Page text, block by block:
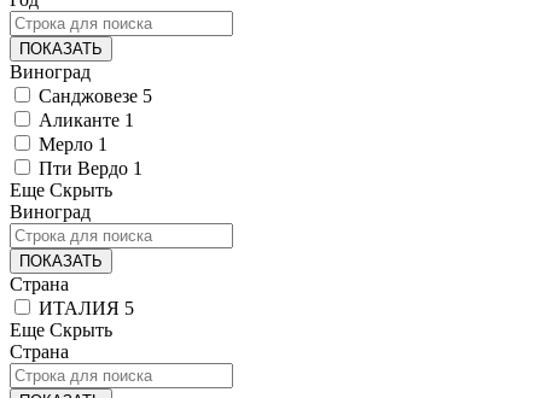
ПОКАЗАТЬ
Виноград
Санджовезе 5
Аликанте 1
Мерло 1
Пти Вердо 1
Еще Скрыть
Виноград
ПОКАЗАТЬ
Страна
ИТАЛИЯ 5
Еще Скрыть
Страна